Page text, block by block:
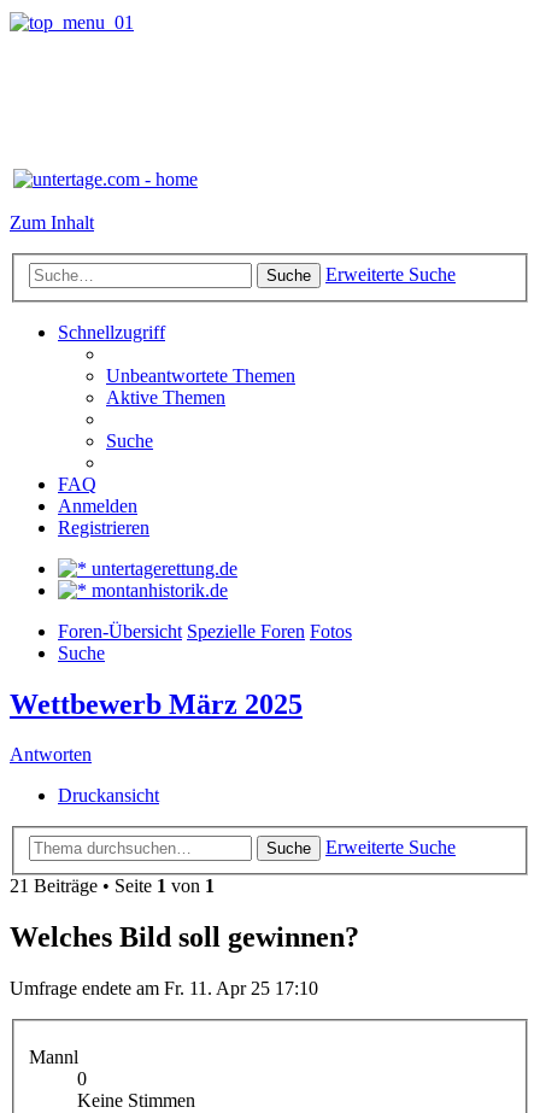
Zum Inhalt
Suche Erweiterte Suche
Schnellzugriff
Unbeantwortete Themen
Aktive Themen
Suche
FAQ
Anmelden
Registrieren
untertagerettung.de
montanhistorik.de
Foren-Übersicht Spezielle Foren Fotos
Suche
Wettbewerb März 2025
Antworten
Druckansicht
Suche
Erweiterte Suche
21 Beiträge • Seite 1 von 1
Welches Bild soll gewinnen?
Umfrage endete am Fr. 11. Apr 25 17:10
Mannl
0
Keine Stimmen